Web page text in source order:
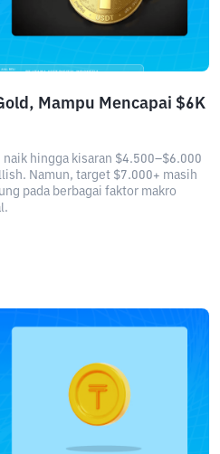
Mampu Mencapai $6K
naik hingga kisaran $4.500–$6.000
Namun, target $7.000+ masih
pada berbagai faktor makro